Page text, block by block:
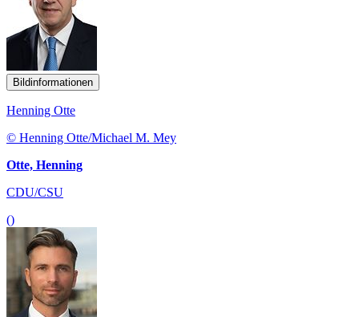
Bildinformationen
Henning Otte
© Henning Otte/Michael M. Mey
Otte, Henning
CDU/CSU
()